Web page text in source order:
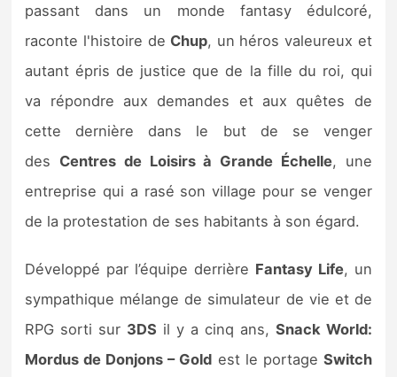
Bons plans
Guides
passant dans un monde fantasy édulcoré,
raconte l'histoire de Chup, un héros valeureux et
autant épris de justice que de la fille du roi, qui
va répondre aux demandes et aux quêtes de
cette dernière dans le but de se venger
des Centres de Loisirs à Grande Échelle, une
entreprise qui a rasé son village pour se venger
de la protestation de ses habitants à son égard.
Développé par l’équipe derrière Fantasy Life, un
sympathique mélange de simulateur de vie et de
RPG sorti sur 3DS il y a cinq ans, Snack World:
Mordus de Donjons – Gold est le portage Switch